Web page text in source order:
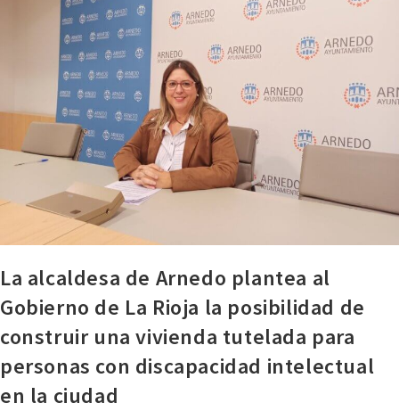
La alcaldesa de Arnedo plantea al
Gobierno de La Rioja la posibilidad de
construir una vivienda tutelada para
personas con discapacidad intelectual
en la ciudad